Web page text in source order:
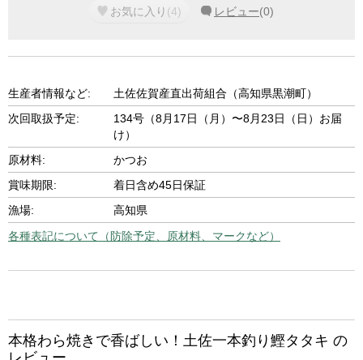
お気に入り (4) レビュー(0)
生産者情報など:
土佐佐賀産直出荷組合（高知県黒潮町）
次回取扱予定:
134号（8月17日（月）〜8月23日（日）お届
け）
原材料:
かつお
賞味期限:
着日含め45日保証
漁場:
高知県
各種表記について（防除予定、原材料、マークなど）
本格わら焼きで香ばしい！土佐一本釣り鰹タタキ の